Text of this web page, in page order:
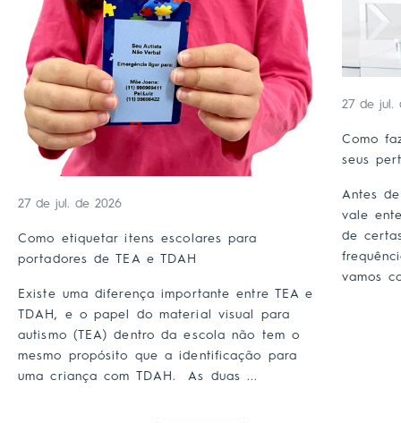
27 de jul. de 2026
Como etiquetar itens escolares para
portadores de TEA e TDAH
Existe uma diferença importante entre TEA e
TDAH, e o papel do material visual para
autismo (TEA) dentro da escola não tem o
mesmo propósito que a identificação para
uma criança com TDAH. As duas ...
27 de jul.
Como
seus
Antes
vale
de
vamos